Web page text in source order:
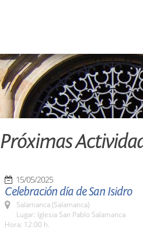
Próximas
15/05/2025
Celebración día de San Isidro
Salamanca (Salamanca)
Lugar: Iglesia San Pablo Salamanca
Hora: 12:00 h.